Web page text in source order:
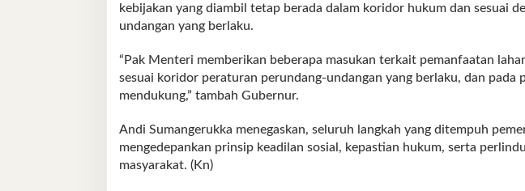
kebijakan yang diambil tetap berada dalam koridor hukum dan sesuai
undangan yang berlaku.
“Pak Menteri memberikan beberapa masukan terkait pemanfaatan
sesuai koridor peraturan perundang-undangan yang berlaku, dan pada
mendukung,” tambah Gubernur.
Andi Sumangerukka menegaskan, seluruh langkah yang ditempuh
mengedepankan prinsip keadilan sosial, kepastian hukum, serta
masyarakat. (Kn)